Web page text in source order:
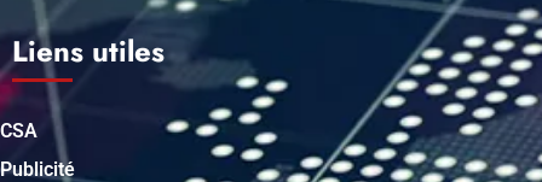
Liens utiles
CSA
Publicité